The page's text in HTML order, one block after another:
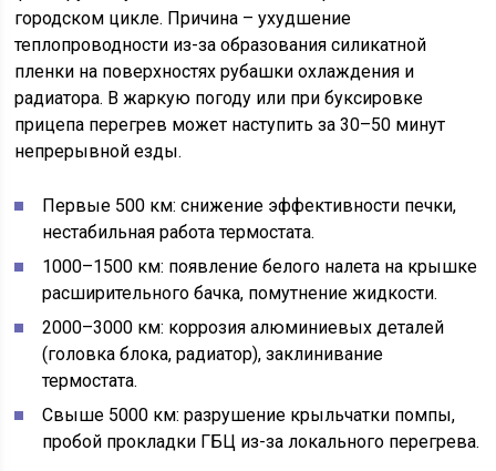
городском цикле. Причина – ухудшение
теплопроводности из-за образования силикатной
пленки на поверхностях рубашки охлаждения и
радиатора. В жаркую погоду или при буксировке
прицепа перегрев может наступить за 30–50 минут
непрерывной езды.
Первые 500 км: снижение эффективности печки,
нестабильная работа термостата.
1000–1500 км: появление белого налета на крышке
расширительного бачка, помутнение жидкости.
2000–3000 км: коррозия алюминиевых деталей
(головка блока, радиатор), заклинивание
термостата.
Свыше 5000 км: разрушение крыльчатки помпы,
пробой прокладки ГБЦ из-за локального перегрева.